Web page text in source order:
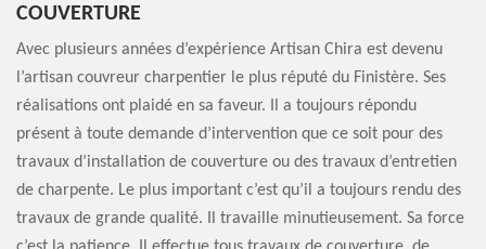
COUVERTURE
Avec plusieurs années d’expérience Artisan Chira est devenu
l’artisan couvreur charpentier le plus réputé du Finistère. Ses
réalisations ont plaidé en sa faveur. Il a toujours répondu
présent à toute demande d’intervention que ce soit pour des
travaux d’installation de couverture ou des travaux d’entretien
de charpente. Le plus important c’est qu’il a toujours rendu des
travaux de grande qualité. Il travaille minutieusement. Sa force